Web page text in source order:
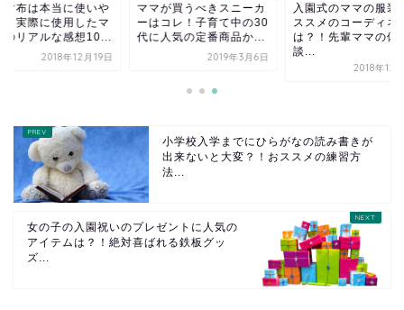
財布は本当に使いや
？実際に使用したマ
のリアルな感想10...
2018年12月19日
ママが買うべきスニーカ
ーはコレ！子育て中の30
代に人気の定番商品か...
2019年3月6日
入園式のママの服装
ススメのコーディネ
は？！先輩ママの体
談...
2018年12
小学校入学までにひらがなの読み書きが
出来ないと大変？！おススメの練習方
法...
女の子の入園祝いのプレゼントに人気の
アイテムは？！絶対喜ばれる鉄板グッ
ズ...